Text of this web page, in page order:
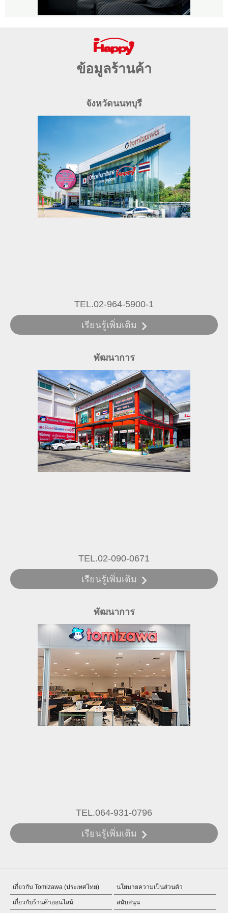
ข้อมูลร้านค้า
จังหวัดนนทบุรี
TEL.02-964-5900-1
เรียนรู้เพิ่มเติม
พัฒนาการ
TEL.02-090-0671
เรียนรู้เพิ่มเติม
พัฒนาการ
TEL.064-931-0796
เรียนรู้เพิ่มเติม
เกี่ยวกับ Tomizawa (ประเทศไทย) นโยบายความเป็นส่วนตัว
เกี่ยวกับร้านค้าออนไลน์ สนับสนุน